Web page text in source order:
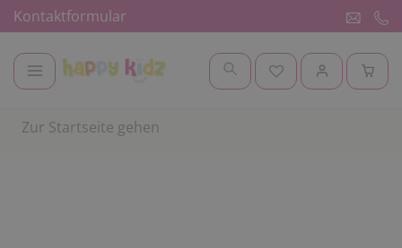
Kontaktformular
Zur Startseite gehen